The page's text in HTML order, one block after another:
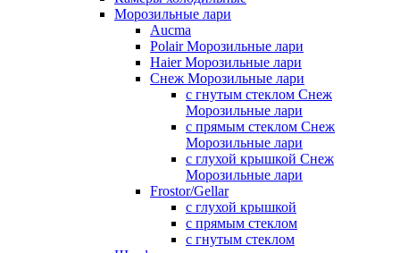
Морозильные лари
Aucma
Polair Морозильные лари
Haier Морозильные лари
Снеж Морозильные лари
с гнутым стеклом Снеж
Морозильные лари
с прямым стеклом Снеж
Морозильные лари
с глухой крышкой Снеж
Морозильные лари
Frostor/Gellar
с глухой крышкой
с прямым стеклом
с гнутым стеклом